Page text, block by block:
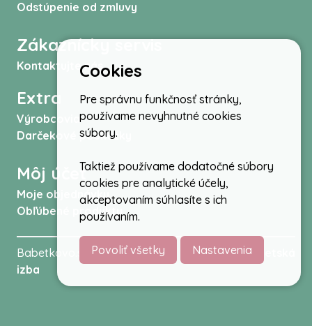
Odstúpenie od zmluvy
Zákaznícky servis
Kontaktujte nás
Extra
Výrobcovia
Darčekové poukážky
Môj účet
Moje objednávky
Obľúbené produkty
Babetkovo.sk © 2026 -Kočíky autosedačky,
izba
Cookies
Pre správnu funkčnosť stránky,
používame nevyhnutné cookies
súbory.
Taktiež používame dodatočné súbory
cookies pre analytické účely,
akceptovaním súhlasíte s ich
používaním.
Povoliť všetky Nastavenia